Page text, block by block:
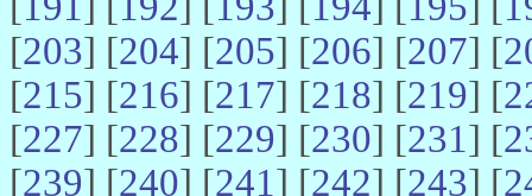
[203] [204] [205] [206] [207] [
[215] [216] [217] [218] [219] [
[227] [228] [229] [230] [231] [
[239] [240] [241] [242] [243] [